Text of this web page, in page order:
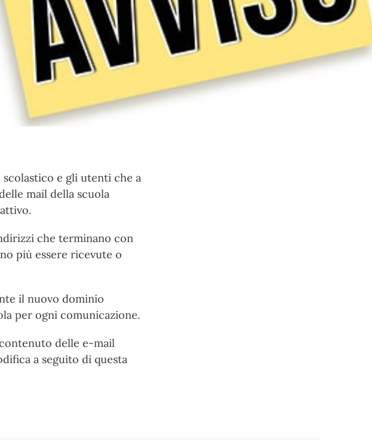
e gli utenti che a
mail della scuola
che terminano con
più essere ricevute o
il nuovo dominio
per ogni comunicazione.
delle e-mail
a seguito di questa